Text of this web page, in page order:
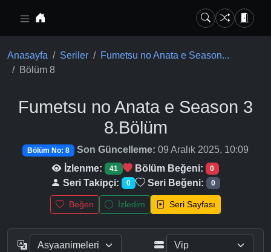
Anasayfa Seriler
Fumetsu no Anata e Season...
Bölüm 8
Fumetsu no Anata e Season 3
8.Bölüm
Bölüm No: 8 Son Güncelleme: 09 Aralık 2025, 10:09
İzlenme:
41 Bölüm Beğeni: 0
Seri Takipçi: 0 Seri Beğeni: 0
Beğen İzledim Seri Sayfası